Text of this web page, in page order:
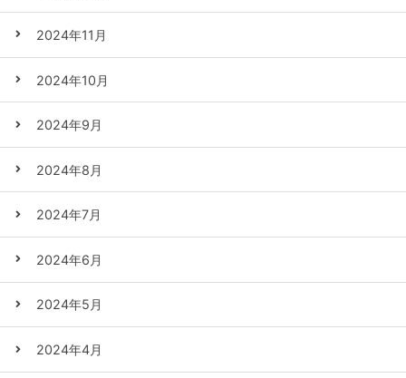
2024年11月
2024年10月
2024年9月
2024年8月
2024年7月
2024年6月
2024年5月
2024年4月